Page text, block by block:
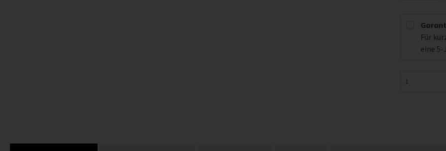
Für
eine